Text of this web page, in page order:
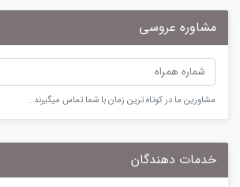
مشاوره عروسی
مشاورین ما در کوتاه ترین زمان با شما تماس میگیرند .
خدمات دهندگان